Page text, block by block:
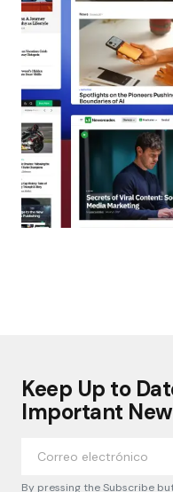
Keep Up to
Important
By pressing the Subscribe